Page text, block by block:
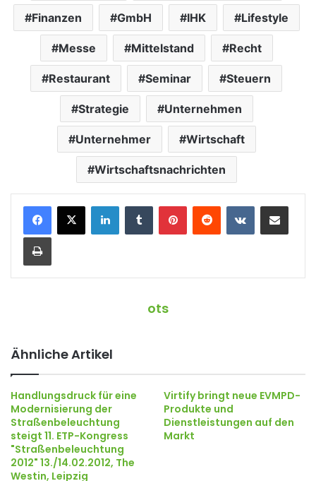
Finanzen GmbH IHK Lifestyle
Messe Mittelstand Recht
Restaurant Seminar Steuern
Strategie Unternehmen
Unternehmer Wirtschaft
Wirtschaftsnachrichten
ots
Ähnliche Artikel
Handlungsdruck für eine
Modernisierung der
Straßenbeleuchtung
steigt 11. ETP-Kongress
"Straßenbeleuchtung
2012" 13./14.02.2012, The
Westin, Leipzig
Virtify bringt neue EVMPD-
Produkte und
Dienstleistungen auf den
Markt